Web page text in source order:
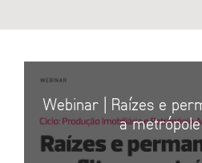
Webinar | Raízes e
a